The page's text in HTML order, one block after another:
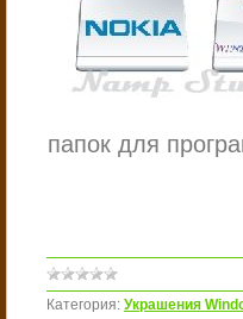
папок для
Категория: Украшения